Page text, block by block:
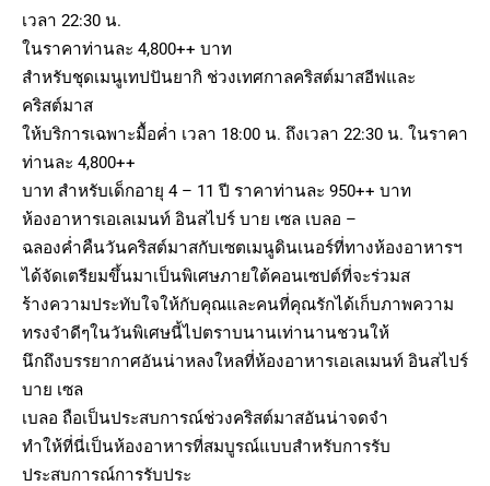
เวลา 22:30 น.
ในราคาท่านละ 4,800++ บาท
สำหรับชุดเมนูเทปปันยากิ ช่วงเทศกาลคริสต์มาสอีฟและ
คริสต์มาส
ให้บริการเฉพาะมื้อค่ำ เวลา 18:00 น. ถึงเวลา 22:30 น. ในราคา
ท่านละ 4,800++
บาท สำหรับเด็กอายุ 4 – 11 ปี ราคาท่านละ 950++ บาท
ห้องอาหารเอเลเมนท์ อินสไปร์ บาย เซล เบลอ –
ฉลองค่ำคืนวันคริสต์มาสกับเซตเมนูดินเนอร์ที่ทางห้องอาหารฯ
ได้จัดเตรียมขึ้นมาเป็นพิเศษภายใต้คอนเซปต์ที่จะร่วมส
ร้างความประทับใจให้กับคุณและคนที่คุณรักได้เก็บภาพความ
ทรงจำดีๆในวันพิเศษนี้ไปตราบนานเท่านานชวนให้
นึกถึงบรรยากาศอันน่าหลงใหลที่ห้องอาหารเอเลเมนท์ อินสไปร์
บาย เซล
เบลอ ถือเป็นประสบการณ์ช่วงคริสต์มาสอันน่าจดจำ
ทำให้ที่นี่เป็นห้องอาหารที่สมบูรณ์แบบสำหรับการรับ
ประสบการณ์การรับประ